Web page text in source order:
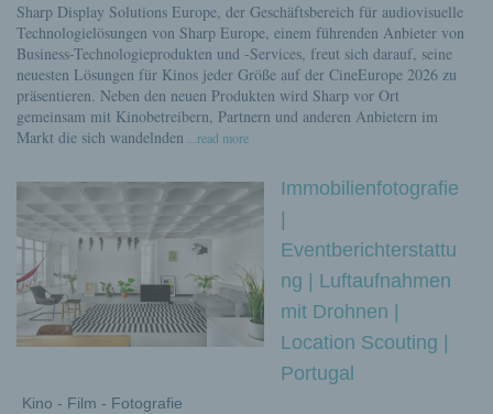
Sharp Display Solutions Europe, der Geschäftsbereich für audiovisuelle
Technologielösungen von Sharp Europe, einem führenden Anbieter von
Business-Technologieprodukten und -Services, freut sich darauf, seine
neuesten Lösungen für Kinos jeder Größe auf der CineEurope 2026 zu
präsentieren. Neben den neuen Produkten wird Sharp vor Ort
gemeinsam mit Kinobetreibern, Partnern und anderen Anbietern im
Markt die sich wandelnden ...read more
Immobilienfotografie
Eventberichterstattu
ng | Luftaufnahmen
mit Drohnen |
Location Scouting |
Portugal
Kino - Film - Fotografie